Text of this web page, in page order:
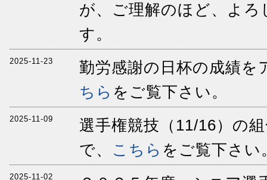
が、ご理解のほど、よ
す。
2025-11-23
勤労感謝の日杯の成績を
ちら をご覧下さい。
2025-11-09
選手権競技（11/16）の
で、
こちら をご覧下さい
2025-11-02